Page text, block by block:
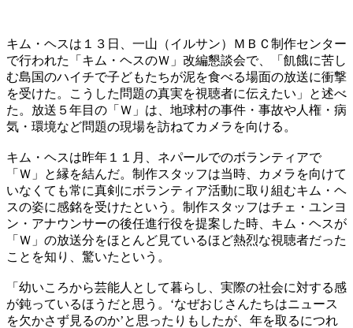
キム・ヘスは１３日、一山（イルサン）ＭＢＣ制作センター
で行われた「キム・ヘスのＷ」改編懇談会で、「飢餓に苦し
む島国のハイチで子どもたちが泥を食べる場面の放送に衝撃
を受けた。こうした問題の真実を視聴者に伝えたい」と述べ
た。放送５年目の「Ｗ」は、地球村の事件・事故や人権・病
気・環境など問題の現場を訪ねてカメラを向ける。
キム・ヘスは昨年１１月、ネパールでのボランティアで
「Ｗ」と縁を結んだ。制作スタッフは当時、カメラを向けて
いなくても常に真剣にボランティア活動に取り組むキム・ヘ
スの姿に感銘を受けたという。制作スタッフはチェ・ユンヨ
ン・アナウンサーの後任進行役を提案した時、キム・ヘスが
「Ｗ」の放送分をほとんど見ているほど熱烈な視聴者だった
ことを知り、驚いたという。
「幼いころから芸能人として暮らし、実際の社会に対する感
が鈍っているほうだと思う。‘なぜおじさんたちはニュース
を欠かさず見るのか’と思ったりもしたが、年を取るにつれ